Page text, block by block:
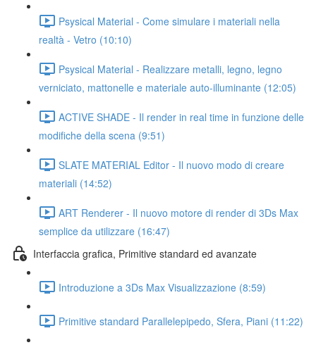
Psysical Material - Come simulare i materiali nella
realtà - Vetro (10:10)
Psysical Material - Realizzare metalli, legno, legno
verniciato, mattonelle e materiale auto-illuminante (12:05)
ACTIVE SHADE - Il render in real time in funzione delle
modifiche della scena (9:51)
SLATE MATERIAL Editor - Il nuovo modo di creare
materiali (14:52)
ART Renderer - Il nuovo motore di render di 3Ds Max
semplice da utilizzare (16:47)
Interfaccia grafica, Primitive standard ed avanzate
Introduzione a 3Ds Max Visualizzazione (8:59)
Primitive standard Parallelepipedo, Sfera, Piani (11:22)